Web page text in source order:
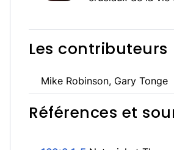
Les contributeurs
Mike Robinson, Gary Tonge
Références et